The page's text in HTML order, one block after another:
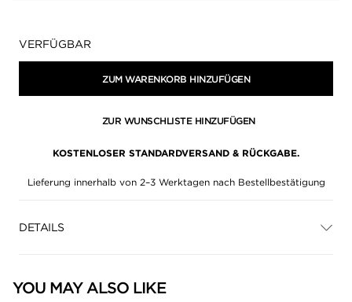
Verfügbarkeit:
VERFÜGBAR
ZUM WARENKORB HINZUFÜGEN
ZUR WUNSCHLISTE HINZUFÜGEN
KOSTENLOSER STANDARDVERSAND & RÜCKGABE.
Lieferung innerhalb von 2–3 Werktagen nach Bestellbestätigung
DETAILS
YOU MAY ALSO LIKE